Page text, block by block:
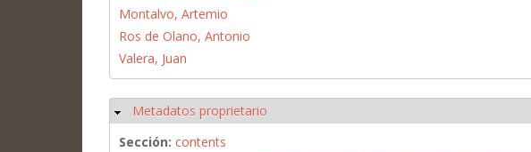
Montalvo, Artemio
Ros de Olano, Antonio
Valera, Juan
Ocultar
Metadatos proprietario
Sección: contents